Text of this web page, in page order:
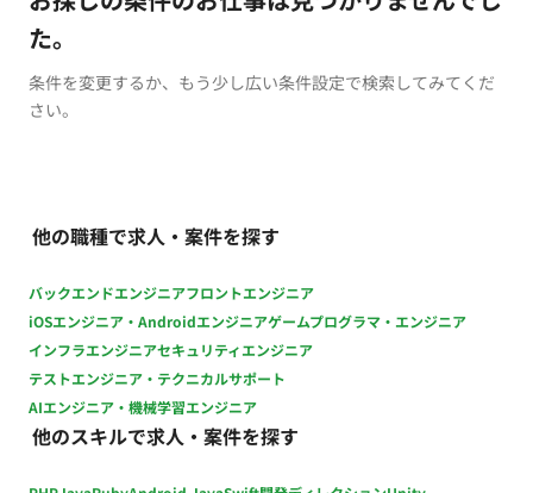
た。
条件を変更するか、もう少し広い条件設定で検索してみてくだ
さい。
他の職種で求人・案件を探す
バックエンドエンジニアフロントエンジニア
iOSエンジニア・Androidエンジニアゲームプログラマ・エンジニア
インフラエンジニアセキュリティエンジニア
テストエンジニア・テクニカルサポート
AIエンジニア・機械学習エンジニア
他のスキルで求人・案件を探す